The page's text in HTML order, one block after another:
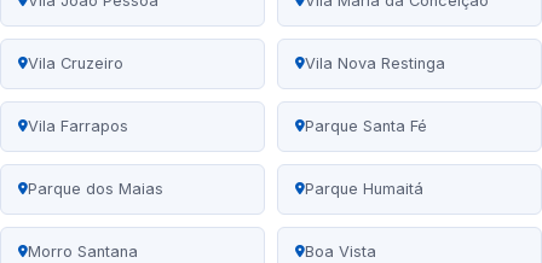
Vila Cruzeiro Vila Nova Restinga
Vila Farrapos Parque Santa Fé
Parque dos Maias Parque Humaitá
Morro Santana Boa Vista